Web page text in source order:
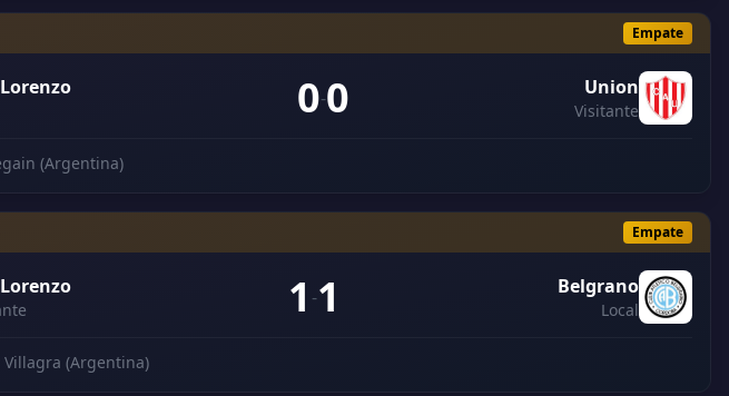
Empate
0-0 Union
Visitante
(Argentina)
Empate
1 -1 Belgrano
Local
Villagra (Argentina)